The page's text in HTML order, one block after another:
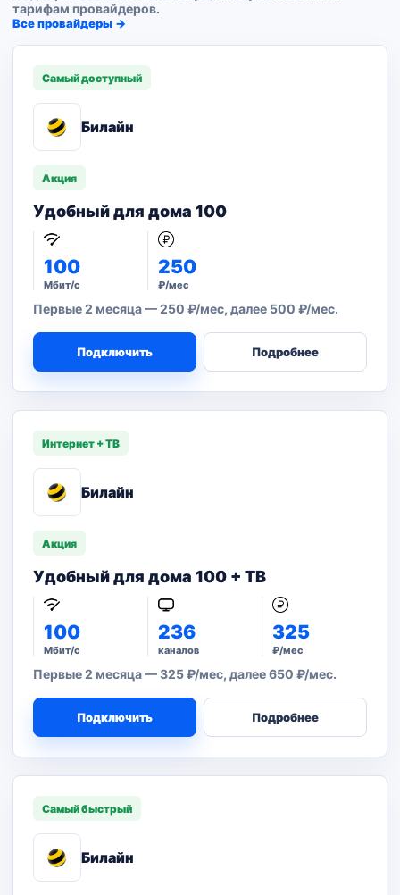
тарифам провайдеров.
Все провайдеры →
Самый доступный
Билайн
Акция
Удобный для дома 100
100
Мбит/с
250
₽/мес
Первые 2 месяца — 250 ₽/мес, далее 500 ₽/мес.
Подключить Подробнее
Интернет + ТВ
Билайн
Акция
Удобный для дома 100 + ТВ
100
Мбит/с
236
каналов
325
₽/мес
Первые 2 месяца — 325 ₽/мес, далее 650 ₽/мес.
Подключить Подробнее
Самый быстрый
Билайн